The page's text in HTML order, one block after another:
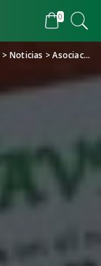
0
> Noticias >Asociación